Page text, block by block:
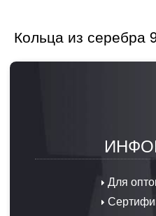
Кольца из серебра
Для